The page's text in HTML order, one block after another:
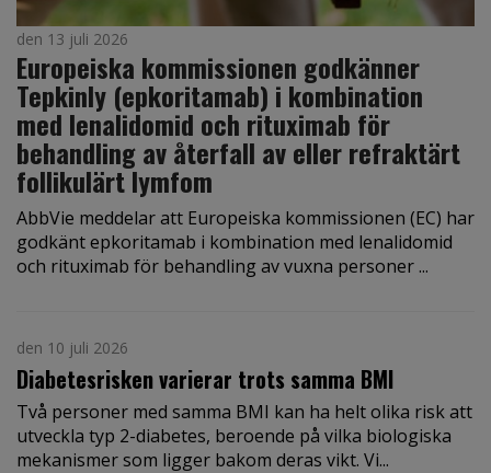
den 13 juli 2026
Europeiska kommissionen godkänner
Tepkinly (epkoritamab) i kombination
med lenalidomid och rituximab för
behandling av återfall av eller refraktärt
follikulärt lymfom
AbbVie meddelar att Europeiska kommissionen (EC) har
godkänt epkoritamab i kombination med lenalidomid
och rituximab för behandling av vuxna personer ...
den 10 juli 2026
Diabetesrisken varierar trots samma BMI
Två personer med samma BMI kan ha helt olika risk att
utveckla typ 2-diabetes, beroende på vilka biologiska
mekanismer som ligger bakom deras vikt. Vi...